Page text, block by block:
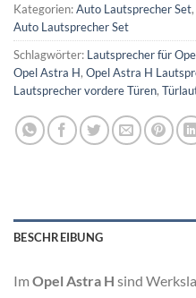
Kategorien:Auto Lautsprecher Set,
Auto Lautsprecher Set
Schlagwörter: Lautsprecher für
Opel Astra H, Opel Astra H
Lautsprecher vordere Türen,
BESCHREIBUNG
Im Opel Astra H sind